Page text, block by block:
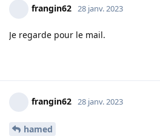
frangin62 28 janv. 2023
Je regarde pour le mail.
frangin62 28 janv. 2023
hamed